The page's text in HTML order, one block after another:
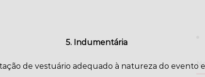
5. Indumentária
de vestuário adequado à natureza do evento e